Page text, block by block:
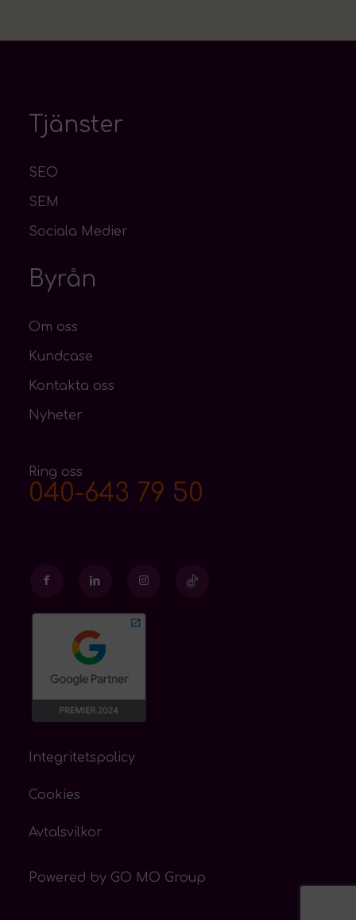
Tjänster
SEO
SEM
Sociala Medier
Byrån
Om oss
Kundcase
Kontakta oss
Nyheter
Ring oss
040-643 79 50
Integritetspolicy
Cookies
Avtalsvilkor
Powered by GO MO Group